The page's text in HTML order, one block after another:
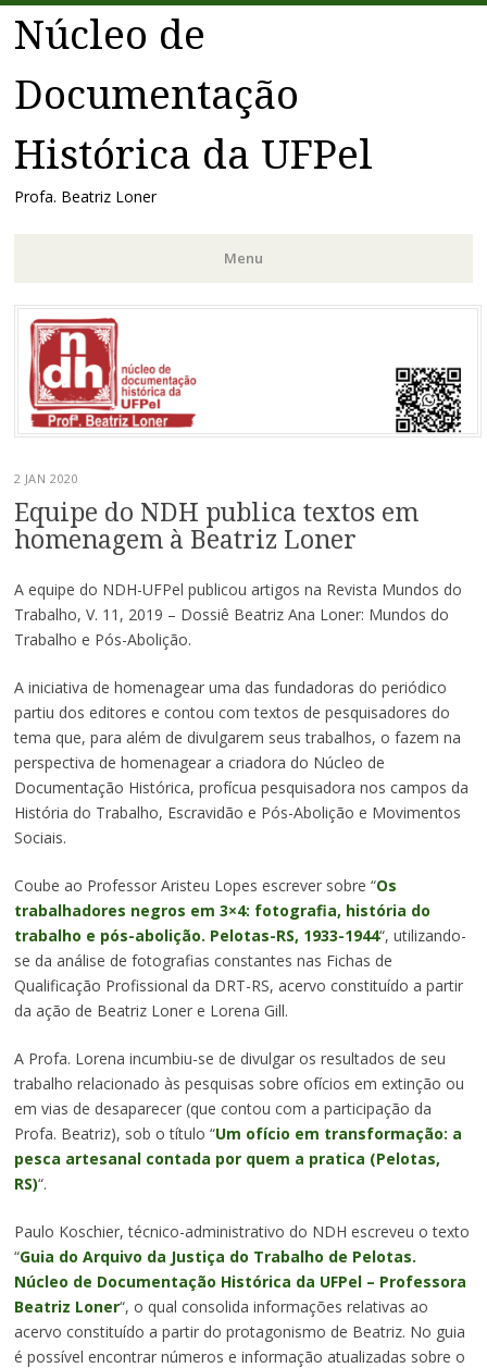
Núcleo de
Documentação
Histórica da UFPel
Profa. Beatriz Loner
Menu
Pular
para
conteúdo
2 JAN 2020
Equipe do NDH publica textos em
homenagem à Beatriz Loner
A equipe do NDH-UFPel publicou artigos na Revista Mundos do
Trabalho, V. 11, 2019 – Dossiê Beatriz Ana Loner: Mundos do
Trabalho e Pós-Abolição.
A iniciativa de homenagear uma das fundadoras do periódico
partiu dos editores e contou com textos de pesquisadores do
tema que, para além de divulgarem seus trabalhos, o fazem na
perspectiva de homenagear a criadora do Núcleo de
Documentação Histórica, profícua pesquisadora nos campos da
História do Trabalho, Escravidão e Pós-Abolição e Movimentos
Sociais.
Coube ao Professor Aristeu Lopes escrever sobre “Os
trabalhadores negros em 3×4: fotografia, história do
trabalho e pós-abolição. Pelotas-RS, 1933-1944“, utilizando-
se da análise de fotografias constantes nas Fichas de
Qualificação Profissional da DRT-RS, acervo constituído a partir
da ação de Beatriz Loner e Lorena Gill.
A Profa. Lorena incumbiu-se de divulgar os resultados de seu
trabalho relacionado às pesquisas sobre ofícios em extinção ou
em vias de desaparecer (que contou com a participação da
Profa. Beatriz), sob o título “Um ofício em transformação: a
pesca artesanal contada por quem a pratica (Pelotas,
RS)“.
Paulo Koschier, técnico-administrativo do NDH escreveu o texto
“Guia do Arquivo da Justiça do Trabalho de Pelotas.
Núcleo de Documentação Histórica da UFPel – Professora
Beatriz Loner“, o qual consolida informações relativas ao
acervo constituído a partir do protagonismo de Beatriz. No guia
é possível encontrar números e informação atualizadas sobre o